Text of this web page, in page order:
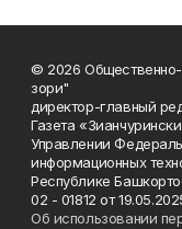
© 2026 Общественно-
зори"
директор-главный
Газета
Управлении
информационных
Республике
02 - 01812 от
Об использовании